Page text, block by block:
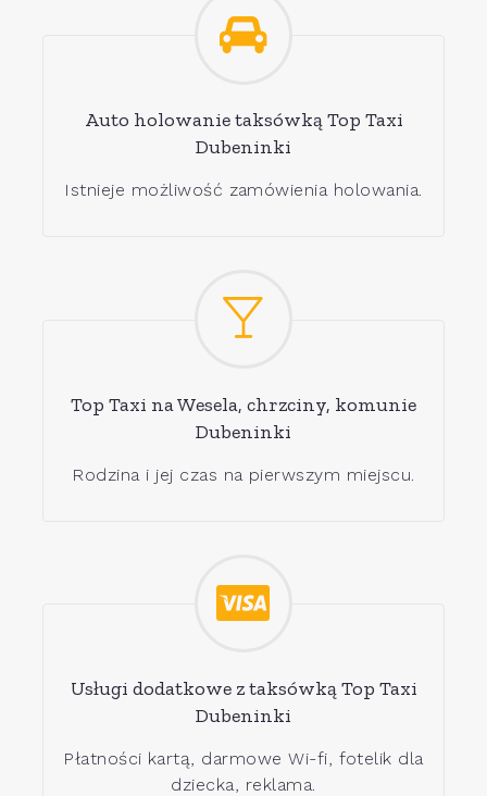
Auto holowanie taksówką Top Taxi
Dubeninki
Istnieje możliwość zamówienia holowania.
Top Taxi na Wesela, chrzciny, komunie
Dubeninki
Rodzina i jej czas na pierwszym miejscu.
Usługi dodatkowe z taksówką Top Taxi
Dubeninki
Płatności kartą, darmowe Wi-fi, fotelik dla
dziecka, reklama.